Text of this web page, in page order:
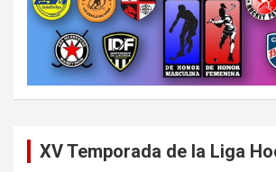
XV Temporada de la Liga